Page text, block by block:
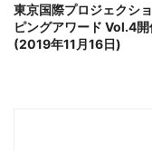
東京国際プロジェクシ
ピングアワード Vol.4開
(2019年11月16日)